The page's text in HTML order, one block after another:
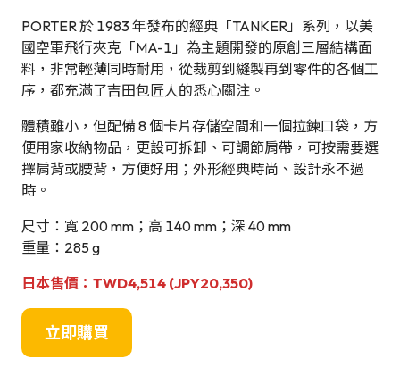
PORTER 於 1983 年發布的經典「TANKER」系列，以美
國空軍飛行夾克「MA-1」為主題開發的原創三層結構面
料，非常輕薄同時耐用，從裁剪到縫製再到零件的各個工
序，都充滿了吉田包匠人的悉心關注。
體積雖小，但配備 8 個卡片存儲空間和一個拉鍊口袋，方
便用家收納物品，更設可拆卸、可調節肩帶，可按需要選
擇肩背或腰背，方便好用；外形經典時尚、設計永不過
時。
尺寸：寬 200 mm；高 140 mm；深 40 mm
重量：285 g
日本售價：TWD4,514 (JPY20,350)
立即購買